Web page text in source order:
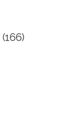
(166)